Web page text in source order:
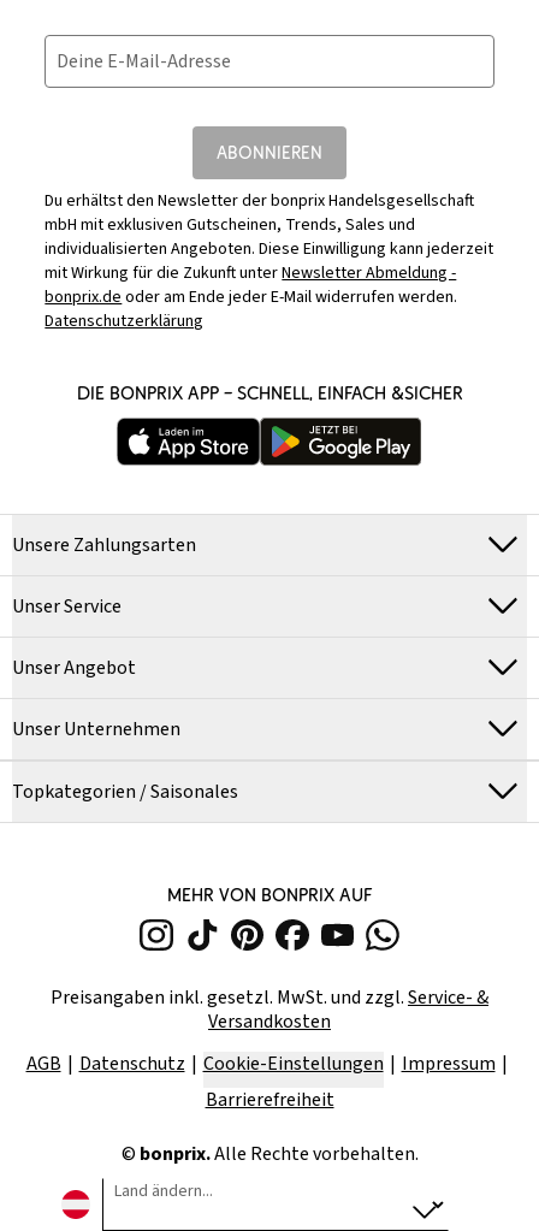
Deine E-Mail-Adresse
ABONNIEREN
Du erhältst den Newsletter der bonprix Handelsgesellschaft
mbH mit exklusiven Gutscheinen, Trends, Sales und
individualisierten Angeboten. Diese Einwilligung kann jederzeit
mit Wirkung für die Zukunft unterNewsletter Abmeldung -
bonprix.deoder am Ende jeder E-Mail widerrufen werden.
Datenschutzerklärung
DIE BONPRIX APP – SCHNELL, EINFACH &SICHER
Unsere Zahlungsarten
Unser Service
Unser Angebot
Unser Unternehmen
Topkategorien / Saisonales
MEHR VON BONPRIX AUF
Preisangaben inkl. gesetzl. MwSt. und zzgl.Service- &
Versandkosten
AGB
Datenschutz Cookie-Einstellungen
Impressum
Barrierefreiheit
© bonprix.Alle Rechte vorbehalten.
Land ändern...